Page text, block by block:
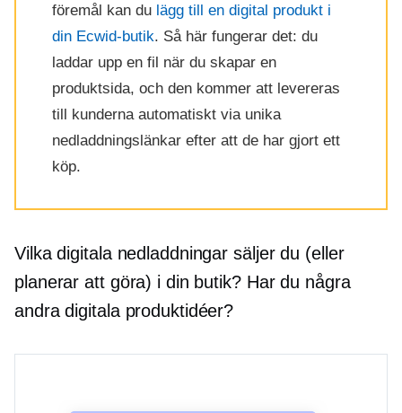
föremål kan du lägg till en digital produkt i
din Ecwid-butik. Så här fungerar det: du
laddar upp en fil när du skapar en
produktsida, och den kommer att levereras
till kunderna automatiskt via unika
nedladdningslänkar efter att de har gjort ett
köp.
Vilka digitala nedladdningar säljer du (eller
planerar att göra) i din butik? Har du några
andra digitala produktidéer?